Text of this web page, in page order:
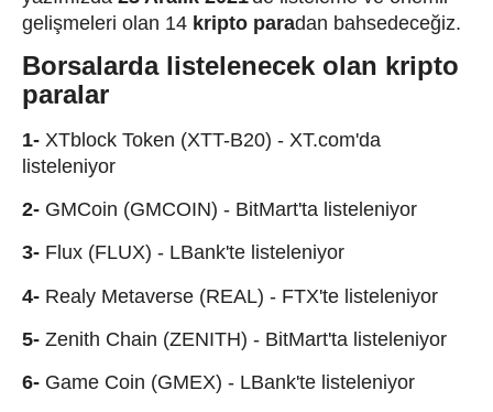
gelişmeleri olan 14 kripto paradan bahsedeceğiz.
Borsalarda listelenecek olan kripto
paralar
1- XTblock Token (XTT-B20) - XT.com'da
listeleniyor
2- GMCoin (GMCOIN) - BitMart'ta listeleniyor
3- Flux (FLUX) - LBank'te listeleniyor
4- Realy Metaverse (REAL) - FTX'te listeleniyor
5- Zenith Chain (ZENITH) - BitMart'ta listeleniyor
6- Game Coin (GMEX) - LBank'te listeleniyor